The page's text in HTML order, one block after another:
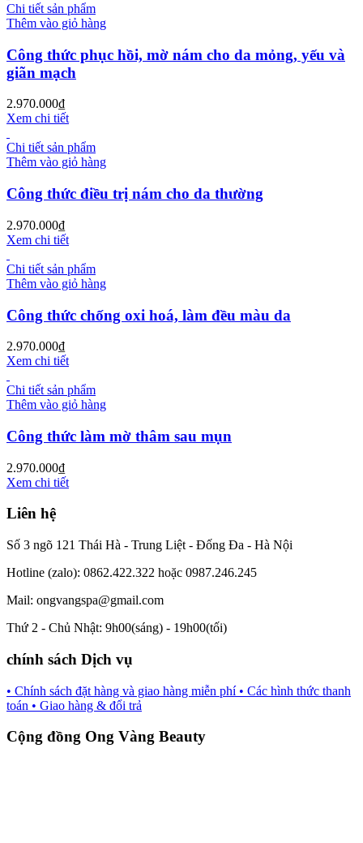
Chi tiết sản phẩm
Thêm vào giỏ hàng
Công thức phục hồi, mờ nám cho da mỏng, yếu và
giãn mạch
2.970.000₫
Xem chi tiết
Chi tiết sản phẩm
Thêm vào giỏ hàng
Công thức điều trị nám cho da thường
2.970.000₫
Xem chi tiết
Chi tiết sản phẩm
Thêm vào giỏ hàng
Công thức chống oxi hoá, làm đều màu da
2.970.000₫
Xem chi tiết
Chi tiết sản phẩm
Thêm vào giỏ hàng
Công thức làm mờ thâm sau mụn
2.970.000₫
Xem chi tiết
Liên hệ
Số 3 ngõ 121 Thái Hà - Trung Liệt - Đống Đa - Hà Nội
Hotline (zalo): 0862.422.322 hoặc 0987.246.245
Mail: ongvangspa@gmail.com
Thứ 2 - Chủ Nhật: 9h00(sáng) - 19h00(tối)
chính sách Dịch vụ
• Chính sách đặt hàng và giao hàng miễn phí • Các hình thức thanh
toán • Giao hàng & đổi trả
Cộng đồng Ong Vàng Beauty